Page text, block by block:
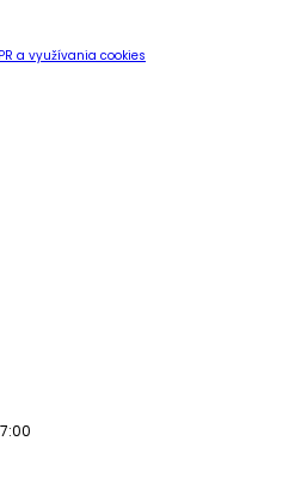
a využívania cookies